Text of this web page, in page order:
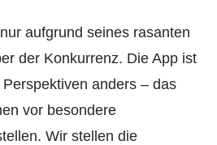
aufgrund seines rasanten
der Konkurrenz. Die App ist
anders – das
vor besondere
Wir stellen die